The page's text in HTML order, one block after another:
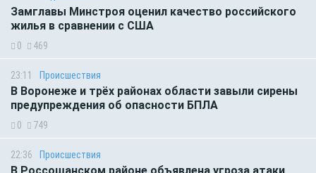
Замглавы Минстроя оценил качество российского
жилья в сравнении с США
0 469
23:11 Происшествия
В Воронеже и трёх районах области завыли сирены
предупреждения об опасности БПЛА
0 749
22:36 Происшествия